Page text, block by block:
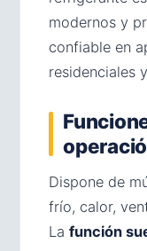
modernos y
confiable en
residenciales
Dispone de
frío, calor,
La función